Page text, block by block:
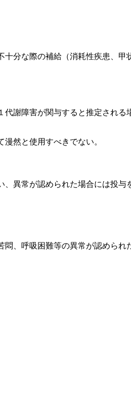
分な際の補給（消耗性疾患、甲
謝障害が関与すると推定され
然と使用すべきでない。
異常が認められた場合には投与
、呼吸困難等の異常が認められ